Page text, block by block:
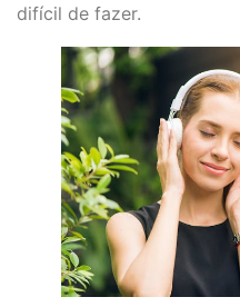
difícil de fazer.